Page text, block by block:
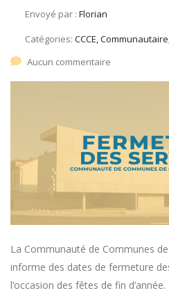
Envoyé par : Florian
Catégories: CCCE,
Aucun commentaire
La Communauté de Communes
informe des dates de fermeture
l’occasion des fêtes de fin d’année.